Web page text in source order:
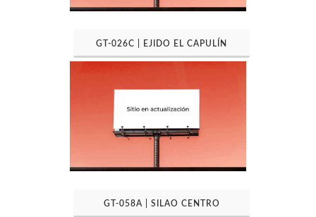
GT-026C | EJIDO EL CAPULÍN
GT-058A | SILAO CENTRO